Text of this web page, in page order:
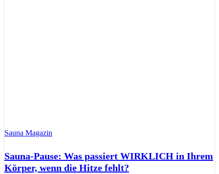
Sauna Magazin
Sauna-Pause: Was passiert WIRKLICH in Ihrem
Körper, wenn die Hitze fehlt?